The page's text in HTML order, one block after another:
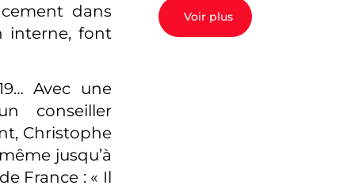
dans
interne, font
Avec une
conseiller
Christophe
jusqu’à
France : « Il
Voir plus